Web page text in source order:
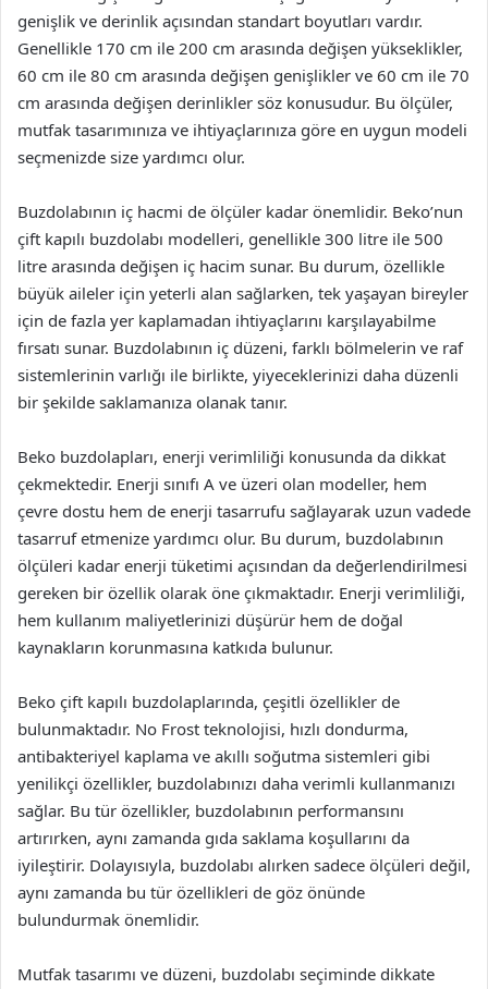
genişlik ve derinlik açısından standart boyutları vardır.
Genellikle 170 cm ile 200 cm arasında değişen yükseklikler,
60 cm ile 80 cm arasında değişen genişlikler ve 60 cm ile 70
cm arasında değişen derinlikler söz konusudur. Bu ölçüler,
mutfak tasarımınıza ve ihtiyaçlarınıza göre en uygun modeli
seçmenizde size yardımcı olur.
Buzdolabının iç hacmi de ölçüler kadar önemlidir. Beko’nun
çift kapılı buzdolabı modelleri, genellikle 300 litre ile 500
litre arasında değişen iç hacim sunar. Bu durum, özellikle
büyük aileler için yeterli alan sağlarken, tek yaşayan bireyler
için de fazla yer kaplamadan ihtiyaçlarını karşılayabilme
fırsatı sunar. Buzdolabının iç düzeni, farklı bölmelerin ve raf
sistemlerinin varlığı ile birlikte, yiyeceklerinizi daha düzenli
bir şekilde saklamanıza olanak tanır.
Beko buzdolapları, enerji verimliliği konusunda da dikkat
çekmektedir. Enerji sınıfı A ve üzeri olan modeller, hem
çevre dostu hem de enerji tasarrufu sağlayarak uzun vadede
tasarruf etmenize yardımcı olur. Bu durum, buzdolabının
ölçüleri kadar enerji tüketimi açısından da değerlendirilmesi
gereken bir özellik olarak öne çıkmaktadır. Enerji verimliliği,
hem kullanım maliyetlerinizi düşürür hem de doğal
kaynakların korunmasına katkıda bulunur.
Beko çift kapılı buzdolaplarında, çeşitli özellikler de
bulunmaktadır. No Frost teknolojisi, hızlı dondurma,
antibakteriyel kaplama ve akıllı soğutma sistemleri gibi
yenilikçi özellikler, buzdolabınızı daha verimli kullanmanızı
sağlar. Bu tür özellikler, buzdolabının performansını
artırırken, aynı zamanda gıda saklama koşullarını da
iyileştirir. Dolayısıyla, buzdolabı alırken sadece ölçüleri değil,
aynı zamanda bu tür özellikleri de göz önünde
bulundurmak önemlidir.
Mutfak tasarımı ve düzeni, buzdolabı seçiminde dikkate